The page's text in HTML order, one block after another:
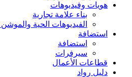
هويات وفيديوهات
بناء علامة تجارية
الفيديوهات الحية
استضافة
استضافة
سيرفرات
قطاعات الأعمال
دليل رواد